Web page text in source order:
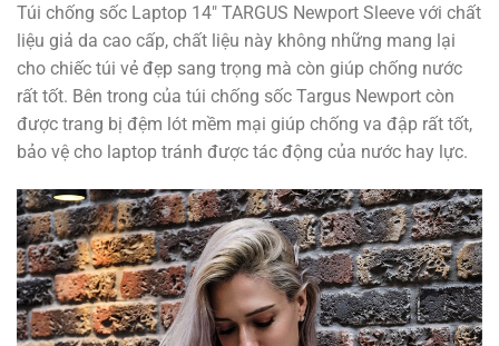
Túi chống sốc Laptop 14″ TARGUS Newport Sleeve với chất
liệu giả da cao cấp, chất liệu này không những mang lại
cho chiếc túi vẻ đẹp sang trọng mà còn giúp chống nước
rất tốt. Bên trong của túi chống sốc Targus Newport còn
được trang bị đệm lót mềm mại giúp chống va đập rất tốt,
bảo vệ cho laptop tránh được tác động của nước hay lực.